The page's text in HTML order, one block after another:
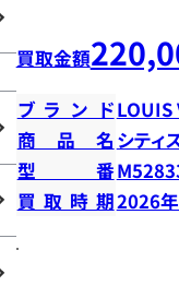
買取金額
ブランドLOUIS
商品名 シティ
型番
買取時期2026